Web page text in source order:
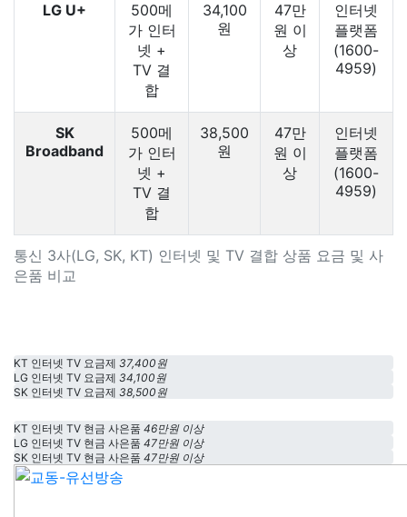
통신 3사(LG, SK, KT) 인터넷 및 TV 결합 상품 요금 및 사
은품 비교
LG U+
500메
가 인터
넷 +
TV 결
합
34,100
원
47만
원 이
상
인터넷
플랫폼
(1600-
4959)
SK
Broadband
500메
가 인터
넷 +
TV 결
합
38,500
원
47만
원 이
상
인터넷
플랫폼
(1600-
4959)
KT 인터넷 TV 요금제 37,400원
LG 인터넷 TV 요금제 34,100원
SK 인터넷 TV 요금제 38,500원
KT 인터넷 TV 현금 사은품 46만원 이상
LG 인터넷 TV 현금 사은품 47만원 이상
SK 인터넷 TV 현금 사은품 47만원 이상